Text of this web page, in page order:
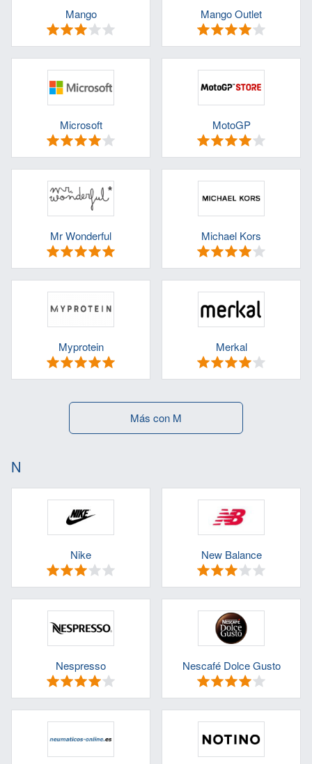
Mango Mango Outlet
Microsoft MotoGP
Mr Wonderful Michael Kors
Myprotein Merkal
Más con M
N
Nike New Balance
Nespresso Nescafé Dolce Gusto